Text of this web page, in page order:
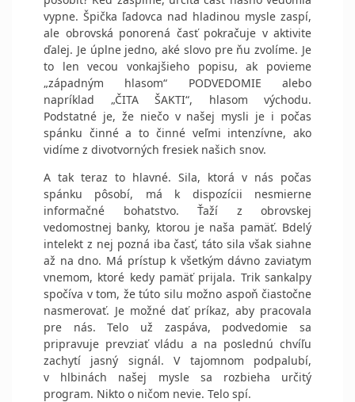
vypne. Špička ľadovca nad hladinou mysle zaspí,
ale obrovská ponorená časť pokračuje v aktivite
ďalej. Je úplne jedno, aké slovo pre ňu zvolíme. Je
to len vecou vonkajšieho popisu, ak povieme
„západným hlasom“ PODVEDOMIE alebo
napríklad „ČITA ŠAKTI“, hlasom východu.
Podstatné je, že niečo v našej mysli je i počas
spánku činné a to činné veľmi intenzívne, ako
vidíme z divotvorných fresiek našich snov.
A tak teraz to hlavné. Sila, ktorá v nás počas
spánku pôsobí, má k dispozícii nesmierne
informačné bohatstvo. Ťaží z obrovskej
vedomostnej banky, ktorou je naša pamäť. Bdelý
intelekt z nej pozná iba časť, táto sila však siahne
až na dno. Má prístup k všetkým dávno zaviatym
vnemom, ktoré kedy pamäť prijala. Trik sankalpy
spočíva v tom, že túto silu možno aspoň čiastočne
nasmerovať. Je možné dať príkaz, aby pracovala
pre nás. Telo už zaspáva, podvedomie sa
pripravuje prevziať vládu a na poslednú chvíľu
zachytí jasný signál. V tajomnom podpalubí,
v hlbinách našej mysle sa rozbieha určitý
program. Nikto o ničom nevie. Telo spí.